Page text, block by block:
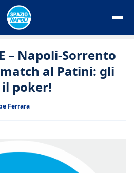
– Napoli-Sorrento
al Patini: gli
poker!
Ferrara